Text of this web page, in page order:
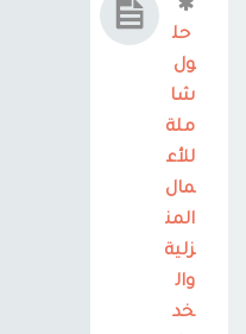
حل
ول
شا
ملة
للأع
مال
المن
زلية
وال
خد